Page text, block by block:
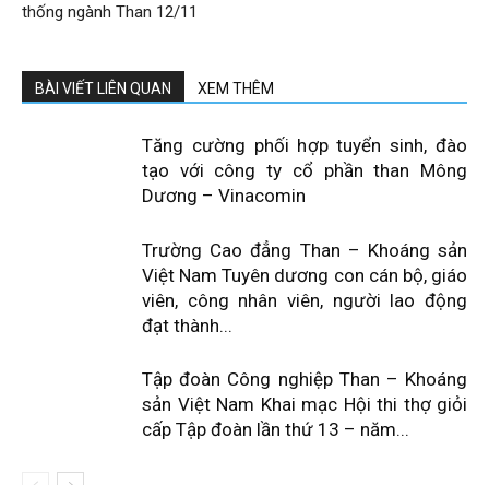
thống ngành Than 12/11
BÀI VIẾT LIÊN QUAN XEM THÊM
Tăng cường phối hợp tuyển sinh, đào
tạo với công ty cổ phần than Mông
Dương – Vinacomin
Trường Cao đẳng Than – Khoáng sản
Việt Nam Tuyên dương con cán bộ, giáo
viên, công nhân viên, người lao động
đạt thành...
Tập đoàn Công nghiệp Than – Khoáng
sản Việt Nam Khai mạc Hội thi thợ giỏi
cấp Tập đoàn lần thứ 13 – năm...